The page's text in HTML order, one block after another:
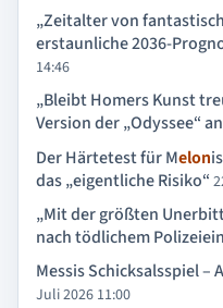
„Zeitalter von
erstaunliche 2036-
14:46
„Bleibt Homers Kunst
Version der „Odyssee“ an
Der Härtetest für Melon
das „eigentliche Risiko“
„Mit der größten
nach tödlichem
Messis Schicksalsspiel –
Juli 2026 11:00